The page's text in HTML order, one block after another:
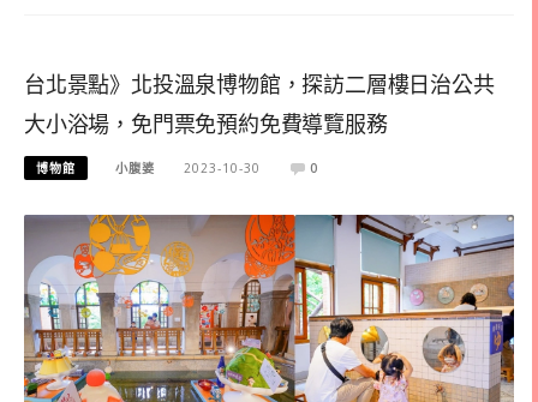
台北景點》北投溫泉博物館，探訪二層樓日治公共
大小浴場，免門票免預約免費導覽服務
博物館 小腹婆 2023-10-30 0